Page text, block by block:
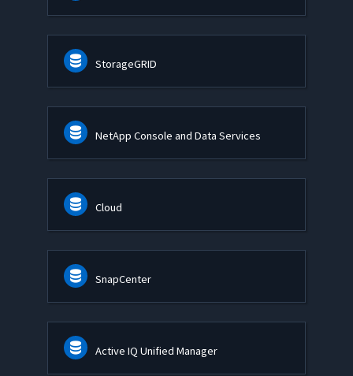
StorageGRID
NetApp Console and Data Services
Cloud
SnapCenter
Active IQ Unified Manager